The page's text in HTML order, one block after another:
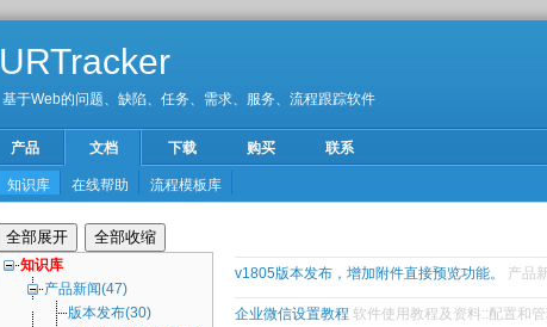
URTracker
基于Web的问题、缺陷、任务、需求、服务、流程跟踪软件
产品 文档 下载 购买 联系
知识库 在线帮助 流程模板库
知识库
产品新闻(47)
版本发布(30)
v1805版本发布，增加附件直接预览功能。 产品
企业微信设置教程 软件使用教程及资料 ::配置和